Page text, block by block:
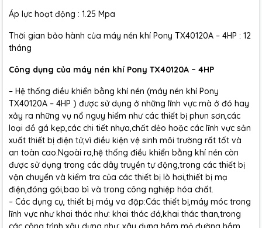
Áp lực hoạt động : 1.25 Mpa
Thời gian bảo hành của máy nén khí Pony TX40120A – 4HP : 12
tháng
Công dụng của máy nén khí Pony TX40120A – 4HP
– Hệ thống điều khiển bằng khí nén (máy nén khí Pony
TX40120A – 4HP ) được sử dụng ở những lĩnh vực mà ở đó hay
xảy ra những vụ nổ nguy hiểm như các thiết bị phun sơn,các
loại đồ gá kẹp,các chi tiết nhựa,chất dẻo hoặc các lĩnh vực sản
xuất thiết bị điện tử,vì điều kiện vệ sinh môi trường rất tốt và
an toàn cao.Ngoài ra,hệ thống điều khiển bằng khí nén còn
được sử dụng trong các dây truyền tự động,trong các thiết bị
vận chuyển và kiểm tra của các thiết bị lò hơi,thiết bị mạ
điện,đóng gói,bao bì và trong công nghiệp hóa chất.
– Các dụng cụ, thiết bị máy va đập:Các thiết bị,máy móc trong
lĩnh vực như khai thác như: khai thác đá,khai thác than,trong